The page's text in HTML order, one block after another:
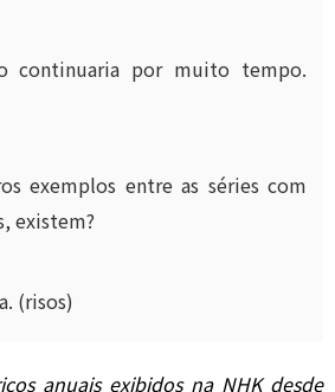
continuaria por muito tempo.
exemplos entre as séries com
existem?
(risos)
anuais exibidos na NHK desde